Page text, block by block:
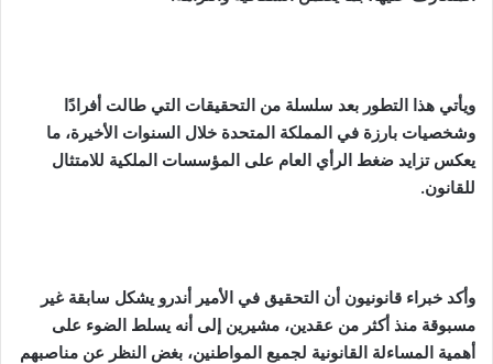
ويأتي هذا التطور بعد سلسلة من التحقيقات التي طالت أفرادًا
وشخصيات بارزة في المملكة المتحدة خلال السنوات الأخيرة، ما
يعكس تزايد ضغط الرأي العام على المؤسسات الملكية للامتثال
للقانون.
وأكد خبراء قانونيون أن التحقيق في الأمير أندرو يشكل سابقة غير
مسبوقة منذ أكثر من عقدين، مشيرين إلى أنه يسلط الضوء على
أهمية المساءلة القانونية لجميع المواطنين، بغض النظر عن مناصبهم